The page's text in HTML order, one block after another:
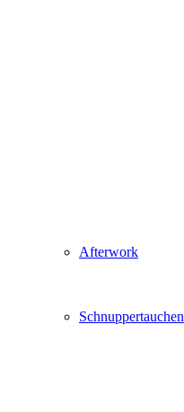
Afterwork
Schnuppertauchen